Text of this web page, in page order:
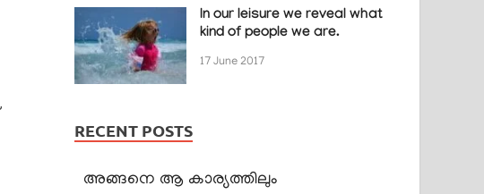
In our leisure we reveal what
kind of people we are.
17 June 2017
RECENT POSTS
അങ്ങനെ ആ കാര്യത്തിലും